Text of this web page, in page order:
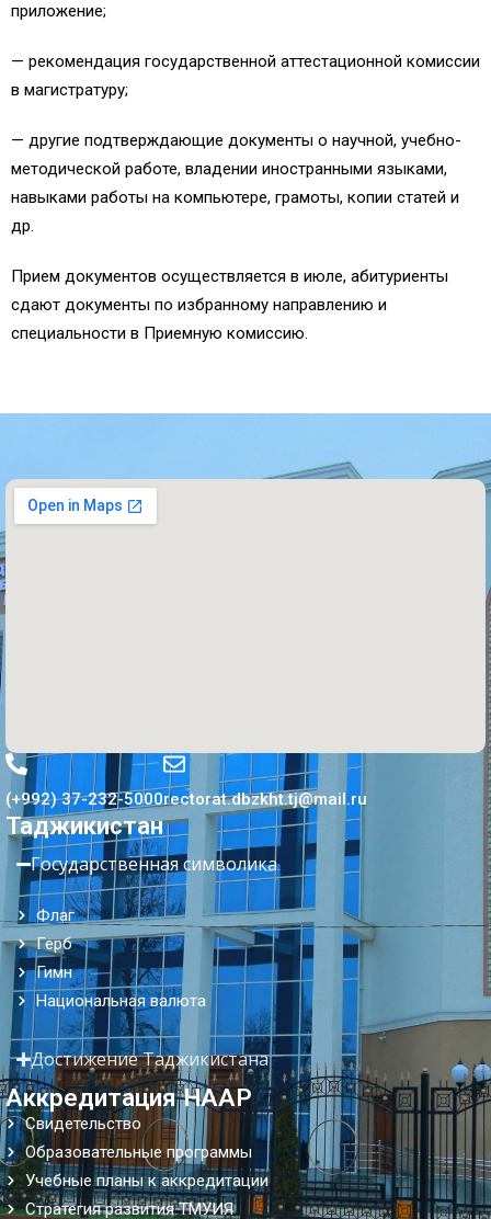
приложение;
— рекомендация государственной аттестационной комиссии
в магистратуру;
— другие подтверждающие документы о научной, учебно-
методической работе, владении иностранными языками,
навыками работы на компьютере, грамоты, копии статей и
др.
Прием документов осуществляется в июле, абитуриенты
сдают документы по избранному направлению и
специальности в Приемную комиссию.
(+992) 37-232-5000rectorat.dbzkht.tj@mail.ru
Таджикистан
Государственная символика
Флаг
Герб
Гимн
Национальная валюта
Достижение Таджикистана
Аккредитация НААР
Свидетельство
Образовательные программы
Учебные планы к аккредитации
Стратегия развития ТМУИЯ